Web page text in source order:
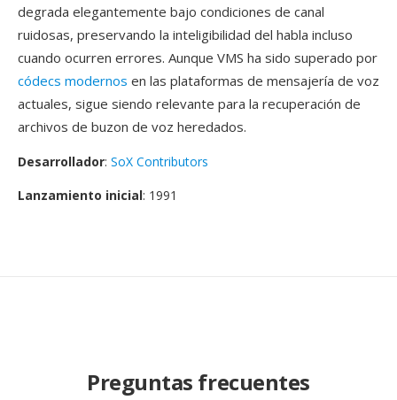
degrada elegantemente bajo condiciones de canal
ruidosas, preservando la inteligibilidad del habla incluso
cuando ocurren errores. Aunque VMS ha sido superado por
códecs modernos en las plataformas de mensajería de voz
actuales, sigue siendo relevante para la recuperación de
archivos de buzon de voz heredados.
Desarrollador: SoX Contributors
Lanzamiento inicial: 1991
Preguntas frecuentes